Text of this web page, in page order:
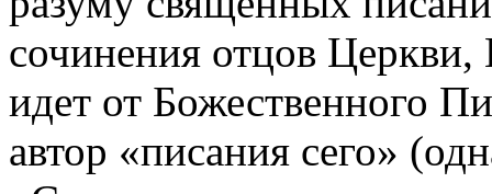
сочинения отцов Церкви,
идет от Божественного
автор «писания сего»